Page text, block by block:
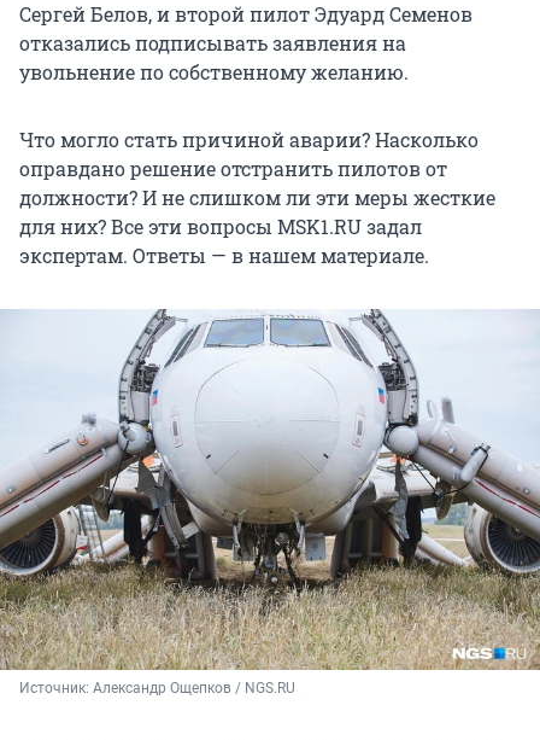
Сергей Белов, и второй пилот Эдуард Семенов
отказались подписывать заявления на
увольнение по собственному желанию.
Что могло стать причиной аварии? Насколько
оправдано решение отстранить пилотов от
должности? И не слишком ли эти меры жесткие
для них? Все эти вопросы MSK1.RU задал
экспертам. Ответы — в нашем материале.
Источник: Александр Ощепков / NGS.RU